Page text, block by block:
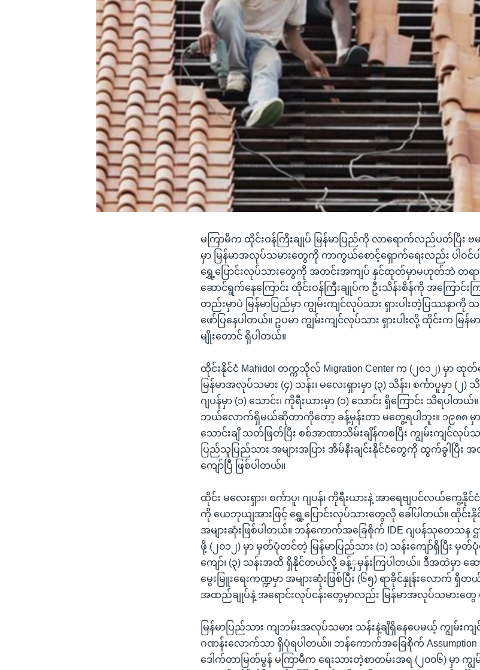
မကြာမီက ထိုင်းဝန်ကြီးချုပ် မြန်မာပြည်ကို လာရောက်လည်ပတ်ပြီး ဗ
မှာ မြန်မာအလုပ်သမားတွေကို ကာကွယ်စောင့်ရှောက်ရေးလည်း ပါဝ
ရွှေ့ပြောင်းလုပ်သားတွေကို အတင်းအကျပ် နှင်ထုတ်မှာမဟုတ်ဘဲ တရ
ဆောင်ရွက်နေကြောင်း ထိုင်းဝန်ကြီးချုပ်က ဦးသိန်းစိန်ကို အကြောင်းက
တည်းမှာပဲ မြန်မာပြည်မှာ ကျွမ်းကျင်လုပ်သား ရှားပါးတဲ့ပြဿနာကို
ဖော်ပြနေပါတယ်။ ဥပမာ ကျွမ်းကျင်လုပ်သား ရှားပါးလို့ ထိုင်းက မြ
မျိုးတောင် ရှိပါတယ်။
ထိုင်းနိုင်ငံ Mahidol တက္ကသိုလ် Migration Center က (၂၀၁၂) မှာ
မြန်မာအလုပ်သမား (၄) သန်း၊ မလေးရှားမှာ (၃) သိန်း၊ စင်္ကာပူမှာ (၂) သိ
ဂျပန်မှာ (၁) သောင်း၊ ကိုရီးယားမှာ (၁) သောင်း ရှိကြောင်း သိရပါတ
ဘယ်လောက်ရှိမယ်ဆိုတာကိုတော့ ခန့်မှန်းတာ မတွေ့ရပါဘူး။ ၁၉၈၈
သောင်းချီ သတ်ဖြတ်ပြီး စစ်အာဏာသိမ်းချိန်ကစပြီး ကျွမ်းကျင်လုပ်သ
ပြည်သူပြည်သား အများအပြား အိမ်နီးချင်းနိုင်ငံတွေကို ထွက်ခွါပြီ
ကျော်ပြီ ဖြစ်ပါတယ်။
ထိုင်း မလေးရှား၊ စင်္ကာပူ၊ ဂျပန်၊ ကိုရီးယားနဲ့ အာရေဗျပင်လယ်ကွ
ကို ယေဘုယျအားဖြင့် ရွှေ့ပြောင်းလုပ်သားတွေလို ခေါ်ပါတယ်။ ထိုင်
အများဆုံးဖြစ်ပါတယ်။ ဘန်ကောက်အခြေစိုက် IDE ဂျပန်သုတေသန
ဖို့ (၂၀၁၂) မှာ မှတ်ပုံတင်တဲ့ မြန်မာပြည်သား (၁) သန်းကျော်ရှိပြီး
ကျော်၊ (၃) သန်းအထိ ရှိနိုင်တယ်လို့ ခန့်ှမှန်းကြပါတယ်။ ဒီအထဲမှာ ဆေ
မွေးမြူးရေးကဏ္ဍမှာ အများဆုံးဖြစ်ပြီး (၆၅) ရာခိုင်နှုန်းလောက် ရှိ
အထည်ချုပ်နဲ့ အရောင်းလုပ်ငန်းတွေမှာလည်း မြန်မာအလုပ်သမားတွေ မ
မြန်မာပြည်သား ကျဘမ်းအလုပ်သမား သန်းနဲ့ချီရှိနေပေမယ့် ကျွမ်း
ဂဏန်းလောက်သာ ရှိပုံရပါတယ်။ ဘန်ကောက်အခြေစိုက်
ဒေါက်တာမြတ်မွန် မကြာမီက ရေးသားတဲ့စာတမ်းအရ (၂၀၀၆) မှာ ကျွ